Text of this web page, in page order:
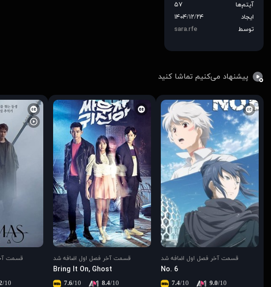
آیتم‌ها
۵۷
ایجاد
۱۴۰۴/۱۲/۲۴
توسط
sara.rfe
پیشنهاد می‌کنیم تماشا کنید
قسمت آخر فصل اول اضافه شد
No. 6
7.4/10 9.0/10
قسمت آخر فصل اول اضافه شد
Bring It On, Ghost
7.6/10 8.4/10
قسمت
/10